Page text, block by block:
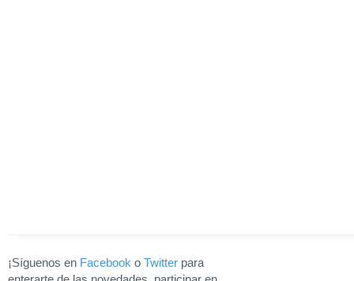
¡Síguenos en Facebook o Twitter para